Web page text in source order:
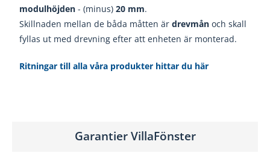
modulhöjden- (minus)20 mm.
Skillnaden mellan de båda måtten ärdrevmån och skall
fyllas ut med drevning efter att enheten är monterad.
Ritningar till alla våra produkter hittar du här
Garantier VillaFönster